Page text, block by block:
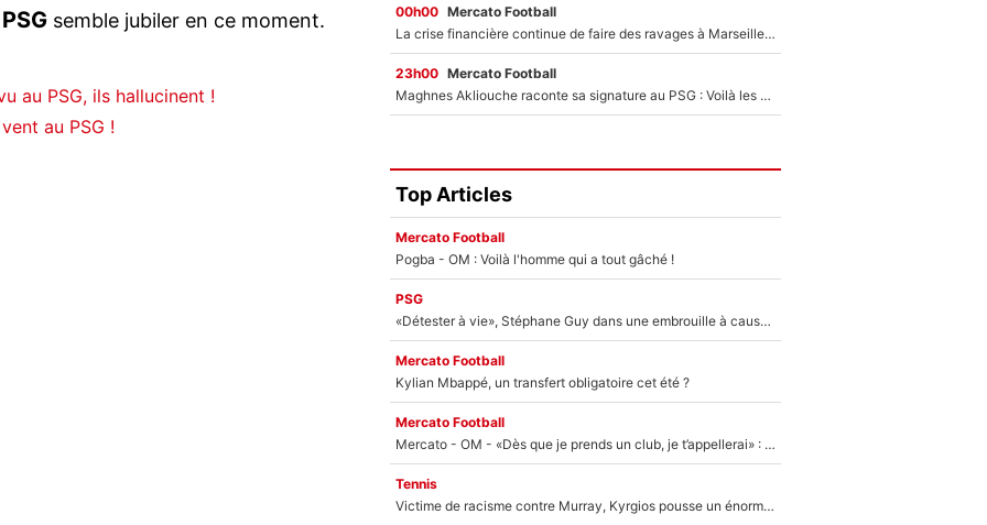
PSG semble jubiler en ce moment.
au PSG, ils hallucinent !
au PSG !
00h00 Mercato Football
La crise financière continue de faire des ravages à Marseille : L’OM a placé 12 joueurs sur le marché des transferts… et ça pourrait lui rapporter près de 100M€ !
23h00 Mercato Football
Maghnes Akliouche raconte sa signature au PSG : Voilà les coulisses de son transfert de rêve à 50M€
Top Articles
Mercato Football
Pogba - OM : Voilà l'homme qui a tout gâché !
PSG
«Détester à vie», Stéphane Guy dans une embrouille à cause du PSG !
Mercato Football
Kylian Mbappé, un transfert obligatoire cet été ?
Mercato Football
Mercato - OM - «Dès que je prends un club, je t’appellerai» : La promesse de Marcelino au moment de claquer la porte
Tennis
Victime de racisme contre Murray, Kyrgios pousse un énorme coup de gueule !